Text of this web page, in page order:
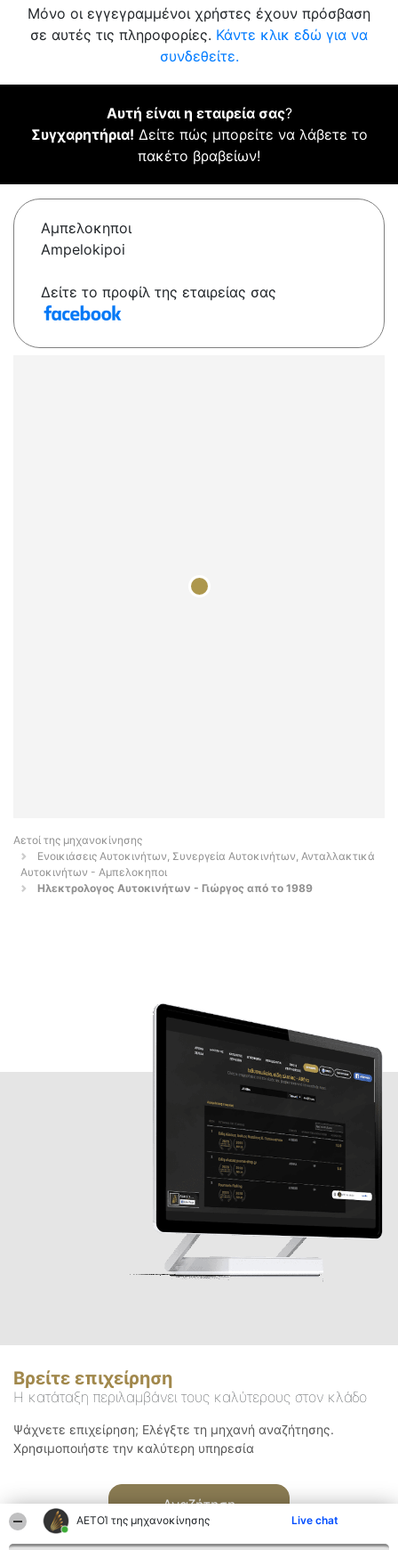
ΑΕΤΟΊ της μηχανοκίνησης Live chat
Μόνο οι εγγεγραμμένοι χρήστες έχουν πρόσβαση
σε αυτές τις πληροφορίες. Κάντε κλικ εδώ για να
συνδεθείτε.
Αυτή είναι η εταιρεία σας?
Συγχαρητήρια! Δείτε πώς μπορείτε να λάβετε το
πακέτο βραβείων!
Αμπελοκηποι
Ampelokipoi
Δείτε το προφίλ της εταιρείας σας
Αετοί της μηχανοκίνησης
Ενοικιάσεις Αυτοκινήτων, Συνεργεία Αυτοκινήτων, Ανταλλακτικά
Αυτοκινήτων - Αμπελοκηποι
Ηλεκτρολογος Αυτοκινήτων - Γιώργος από το 1989
Βρείτε επιχείρηση
Η κατάταξη περιλαμβάνει τους καλύτερους στον κλάδο
Ψάχνετε επιχείρηση; Ελέγξτε τη μηχανή αναζήτησης.
Χρησιμοποιήστε την καλύτερη υπηρεσία
Αναζήτηση